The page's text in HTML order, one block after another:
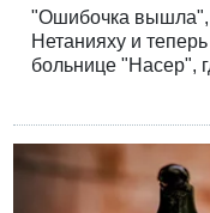
"Ошибочка вышла",
Нетанияху и
больнице "Насер",